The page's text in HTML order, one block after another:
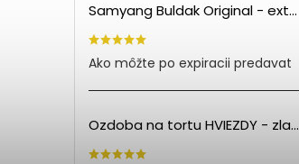
Samyang Buldak Original - extra pálivé kuracie rezance (140g) PO EXPIRÁCII
Ako môžte po expiracii predavat
Ozdoba na tortu HVIEZDY - zlatá (5ks)